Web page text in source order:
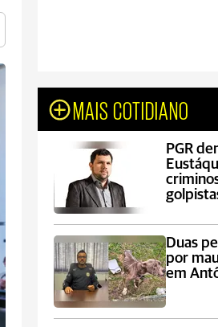
MAIS COTIDIANO
PGR
Duas
por
em